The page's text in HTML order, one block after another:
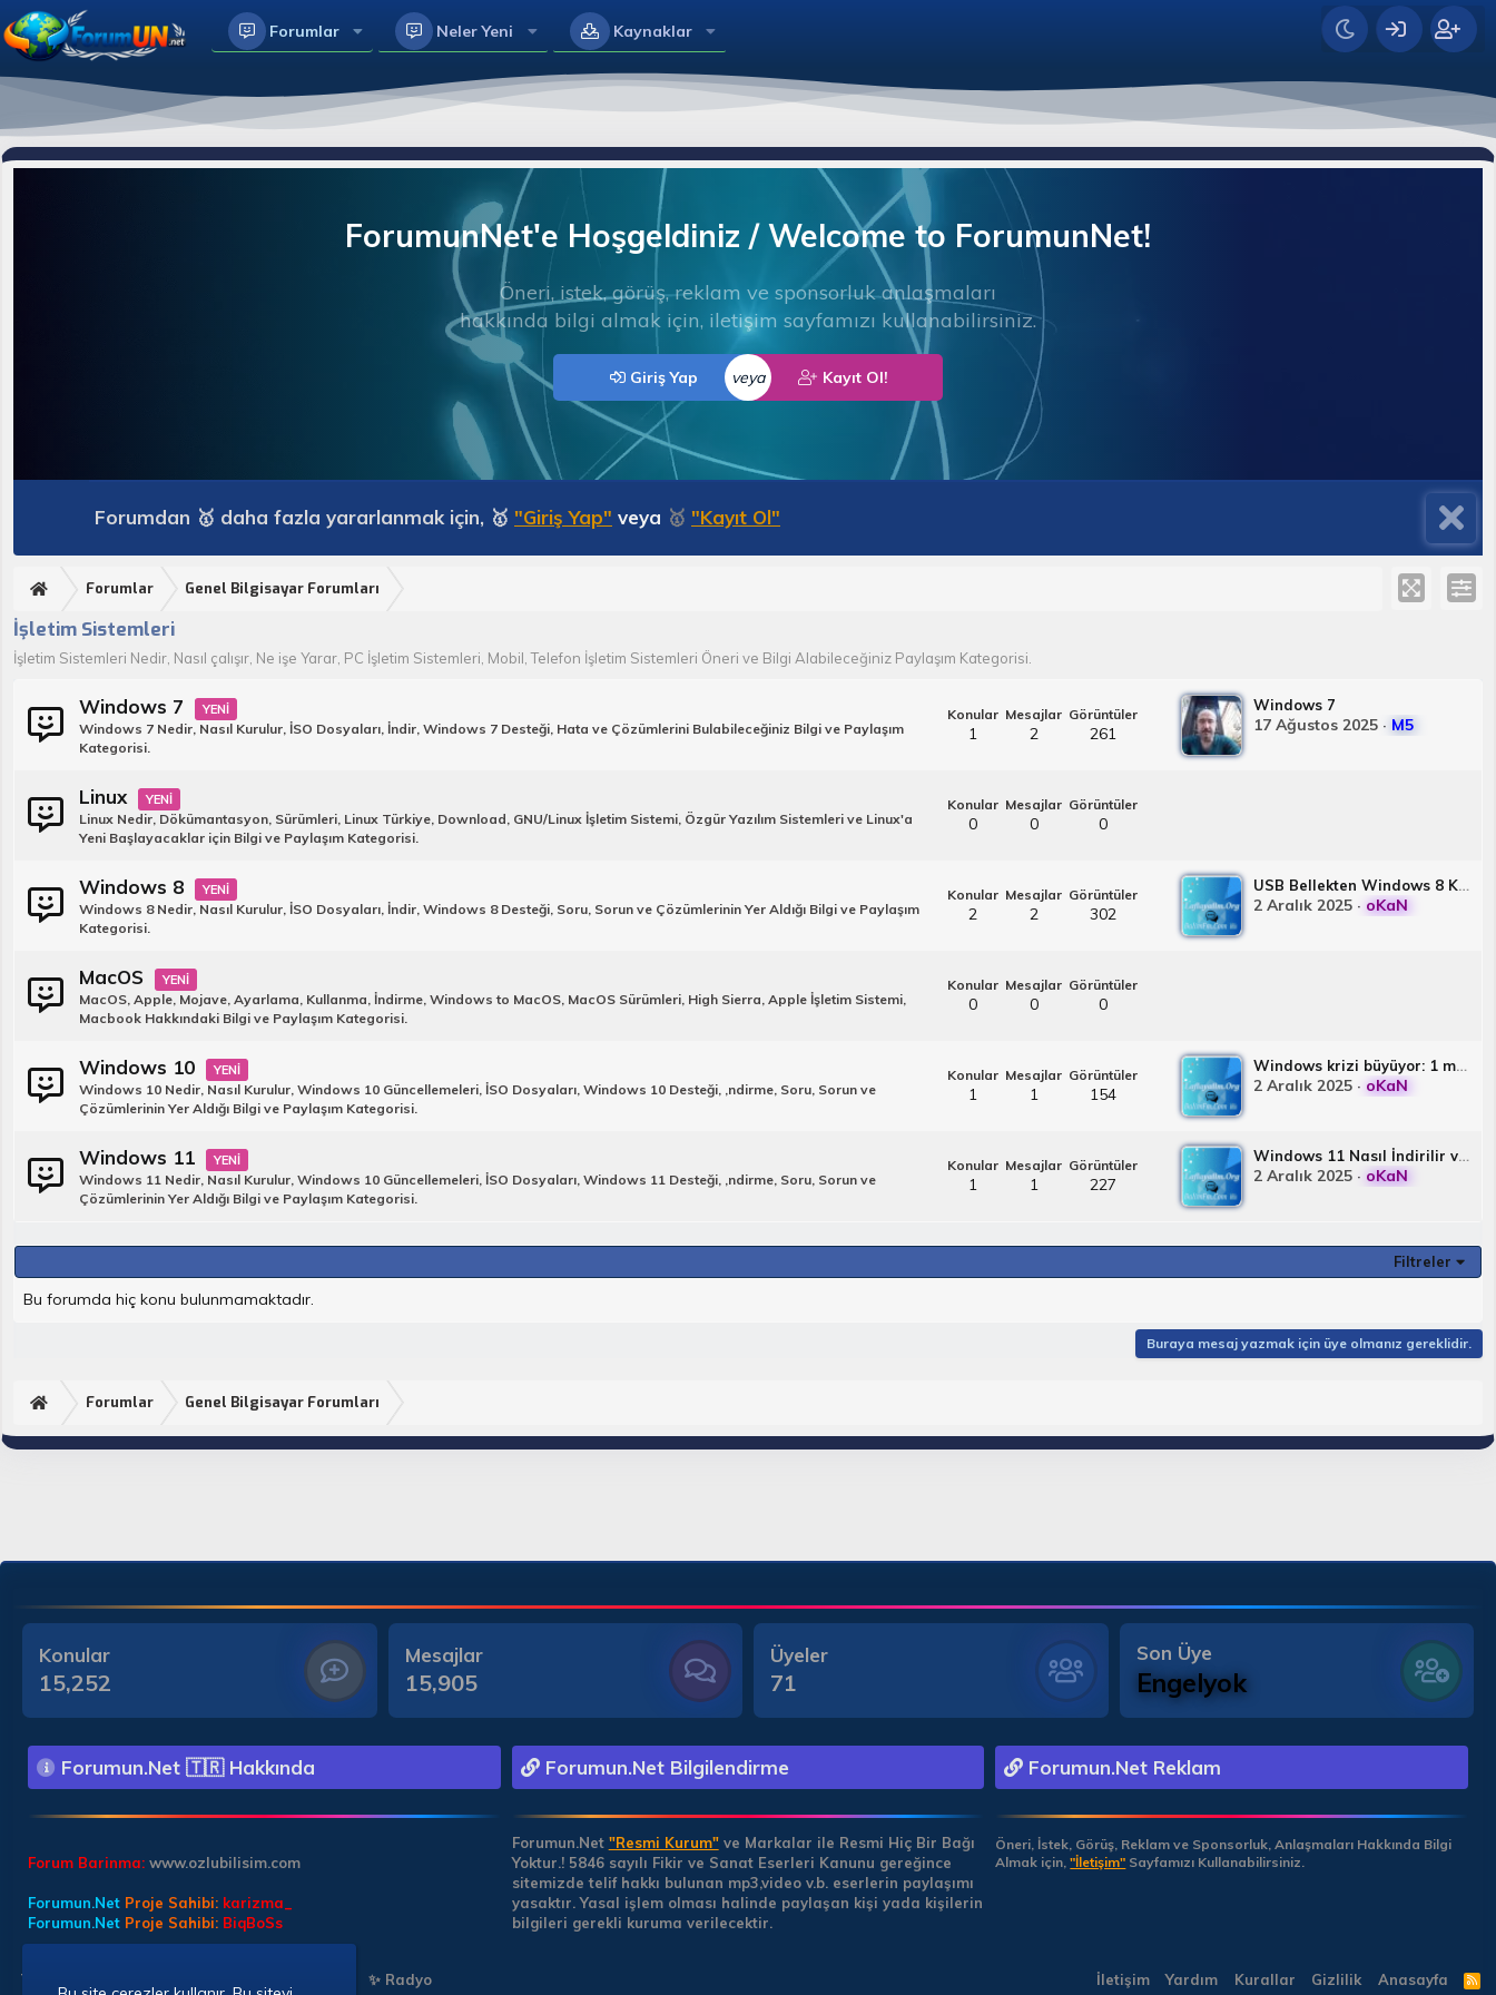
Forumlar Neler Yeni Kaynaklar
ForumunNet'e Hoşgeldiniz / Welcome to ForumunNet!
Öneri, istek, görüş, reklam ve sponsorluk anlaşmaları
hakkında bilgi almak için, iletişim sayfamızı kullanabilirsiniz.
Giriş Yap veya Kayıt Ol!
Forumdan 🥇 daha fazla yararlanmak için, 🥇 "Giriş Yap" veya 🥇 "Kayıt Ol"
Forumlar Genel Bilgisayar Forumları
İşletim Sistemleri
İşletim Sistemleri Nedir, Nasıl çalışır, Ne işe Yarar, PC İşletim Sistemleri, Mobil, Telefon İşletim Sistemleri Öneri ve Bilgi Alabileceğiniz Paylaşım Kategorisi.
Windows 7
Windows 7 Nedir, Nasıl Kurulur, İSO Dosyaları, İndir, Windows 7 Desteği, Hata ve Çözümlerini Bulabileceğiniz Bilgi ve Paylaşım
Kategorisi.
Konular
1
Mesajlar
2
Görüntüler
261
Windows 7
17 Ağustos 2025 M5
Linux
Linux Nedir, Dökümantasyon, Sürümleri, Linux Türkiye, Download, GNU/Linux İşletim Sistemi, Özgür Yazılım Sistemleri ve Linux'a
Yeni Başlayacaklar için Bilgi ve Paylaşım Kategorisi.
Konular
0
Mesajlar
0
Görüntüler
0
Windows 8
Windows 8 Nedir, Nasıl Kurulur, İSO Dosyaları, İndir, Windows 8 Desteği, Soru, Sorun ve Çözümlerinin Yer Aldığı Bilgi ve Paylaşım
Kategorisi.
Konular
2
Mesajlar
2
Görüntüler
302
USB Bellekten Windows 8 Kurulumu [Resimli Anlatım]
2 Aralık 2025 oKaN
MacOS
MacOS, Apple, Mojave, Ayarlama, Kullanma, İndirme, Windows to MacOS, MacOS Sürümleri, High Sierra, Apple İşletim Sistemi,
Macbook Hakkındaki Bilgi ve Paylaşım Kategorisi.
Konular
0
Mesajlar
0
Görüntüler
0
Windows 10
Windows 10 Nedir, Nasıl Kurulur, Windows 10 Güncellemeleri, İSO Dosyaları, Windows 10 Desteği, ,ndirme, Soru, Sorun ve
Çözümlerinin Yer Aldığı Bilgi ve Paylaşım Kategorisi.
Konular
1
Mesajlar
1
Görüntüler
154
Windows krizi büyüyor: 1 milyar PC Windows 10'da
2 Aralık 2025 oKaN
Windows 11
Windows 11 Nedir, Nasıl Kurulur, Windows 10 Güncellemeleri, İSO Dosyaları, Windows 11 Desteği, ,ndirme, Soru, Sorun ve
Çözümlerinin Yer Aldığı Bilgi ve Paylaşım Kategorisi.
Konular
1
Mesajlar
1
Görüntüler
227
Windows 11 Nasıl İndirilir ve Kurulur.
2 Aralık 2025 oKaN
Filtreler
Bu forumda hiç konu bulunmamaktadır.
Buraya mesaj yazmak için üye olmanız gereklidir.
Forumlar Genel Bilgisayar Forumları
Konular
15,252
Mesajlar
15,905
Üyeler
71
Son Üye
Engelyok
Forumun.Net 🇹🇷 Hakkında
Forum Barinma: www.ozlubilisim.com
Forumun.Net Proje Sahibi: karizma_
Forumun.Net Proje Sahibi: BiqBoSs
Forumun.Net Bilgilendirme
Forumun.Net "Resmi Kurum"ve Markalar ile Resmi Hiç Bir Bağı
Yoktur.! 5846 sayılı Fikir ve Sanat Eserleri Kanunu gereğince
sitemizde telif hakkı bulunan mp3,video v.b. eserlerin paylaşımı
yasaktır. Yasal işlem olması halinde paylaşan kişi yada kişilerin
bilgileri gerekli kuruma verilecektir.
Forumun.Net Reklam
Öneri, İstek, Görüş, Reklam ve Sponsorluk, Anlaşmaları Hakkında Bilgi
Almak için,"İletişim" Sayfamızı Kullanabilirsiniz.
Türkçe (TR) ✨ Radyo İletişim Yardım Kurallar Gizlilik Anasayfa
R